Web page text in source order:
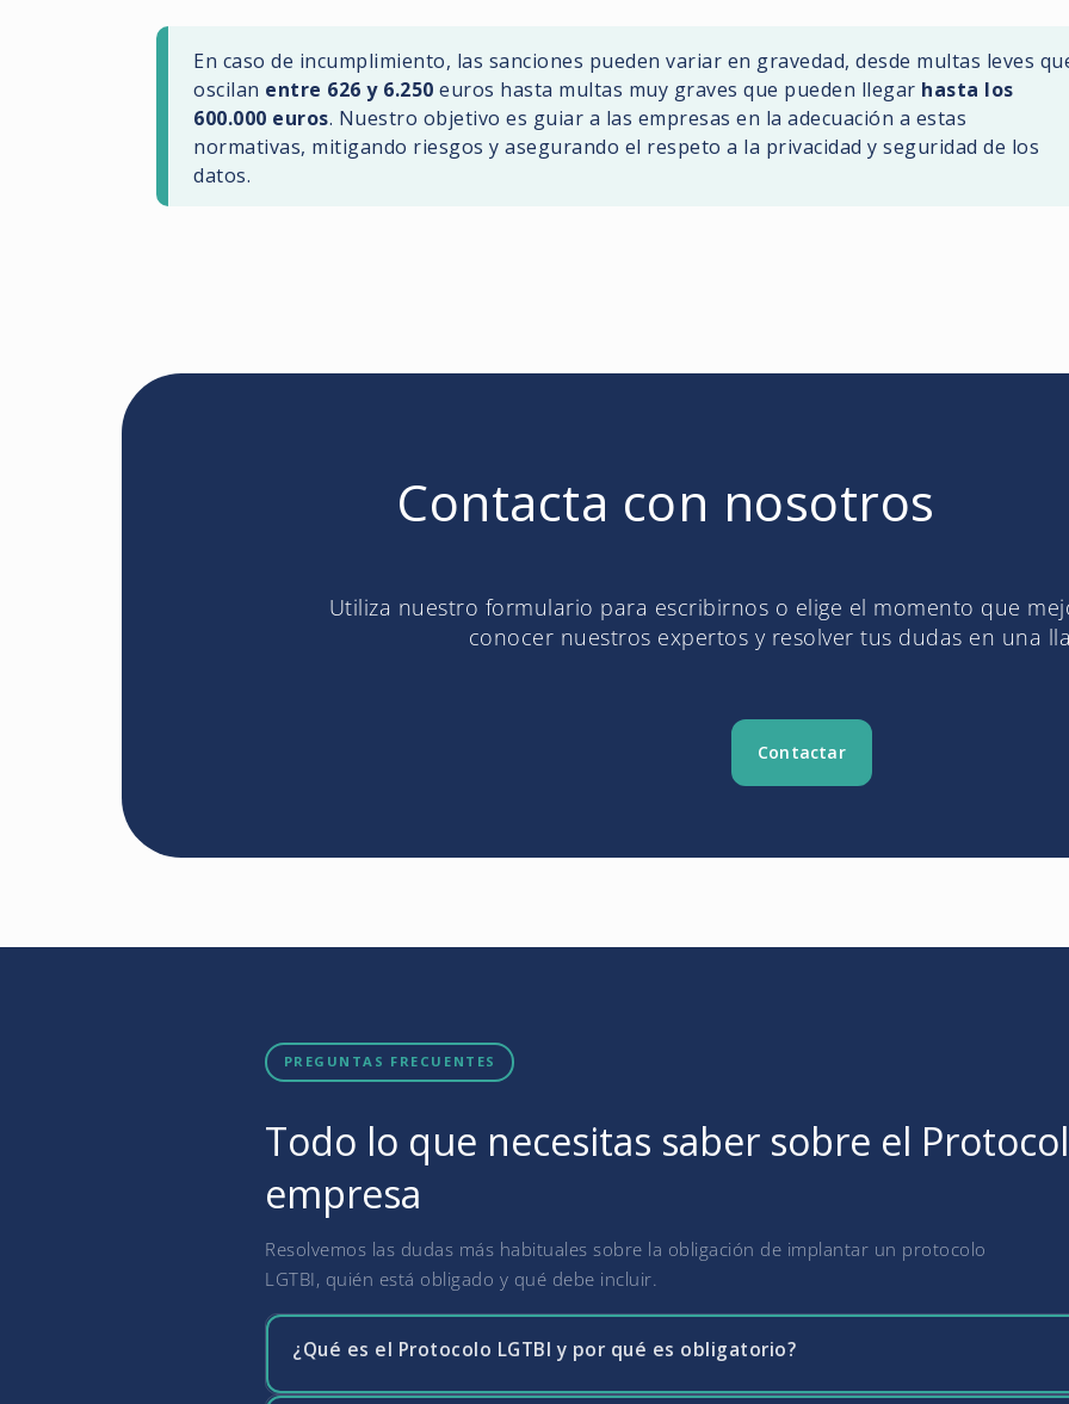
En caso de incumplimiento, las sanciones pueden variar en gravedad, desde multas leves
oscilan entre 626 y 6.250 euros hasta multas muy graves que pueden llegar hasta los
600.000 euros. Nuestro objetivo es guiar a las empresas en la adecuación a estas
normativas, mitigando riesgos y asegurando el respeto a la privacidad y seguridad de los
datos.
Contacta con nosotros
Utiliza nuestro formulario para escribirnos o elige el momento que
conocer nuestros expertos y resolver tus dudas en una
Contactar
PREGUNTAS FRECUENTES
Todo lo que necesitas saber sobre el
empresa
Resolvemos las dudas más habituales sobre la obligación de implantar un protocolo
LGTBI, quién está obligado y qué debe incluir.
¿Qué es el Protocolo LGTBI y por qué es obligatorio?